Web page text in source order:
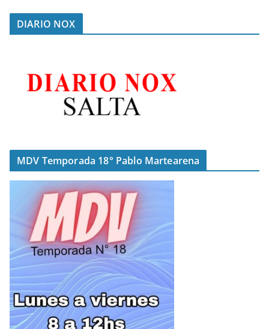
DIARIO NOX
MDV Temporada 18° Pablo Martearena